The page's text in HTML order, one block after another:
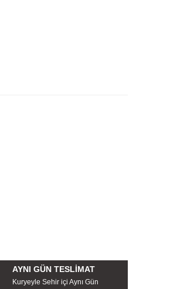
AYNI GÜN TESLİMAT
Kuryeyle Sehir içi Aynı Gün